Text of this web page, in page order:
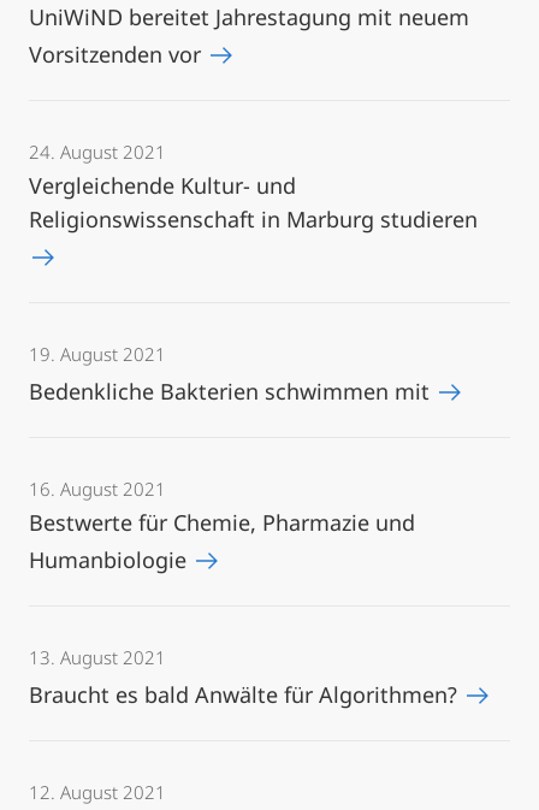
UniWiND bereitet Jahrestagung mit neuem
Vorsitzenden vor
24. August 2021
Vergleichende Kultur- und
Religionswissenschaft in Marburg studieren
19. August 2021
Bedenkliche Bakterien schwimmen mit
16. August 2021
Bestwerte für Chemie, Pharmazie und
Humanbiologie
13. August 2021
Braucht es bald Anwälte für Algorithmen?
12. August 2021